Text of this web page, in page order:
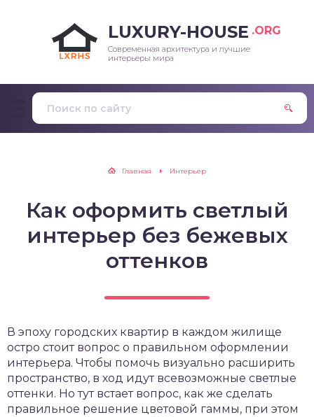
LUXURY-HOUSE .ORG
Современная архитектура и лучшие
интерьеры мира
Главная Интерьер
Как оформить светлый
интерьер без бежевых
оттенков
В эпоху городских квартир в каждом жилище
остро стоит вопрос о правильном оформлении
интерьера. Чтобы помочь визуально расширить
пространство, в ход идут всевозможные светлые
оттенки. Но тут встает вопрос, как же сделать
правильное решение цветовой гаммы, при этом